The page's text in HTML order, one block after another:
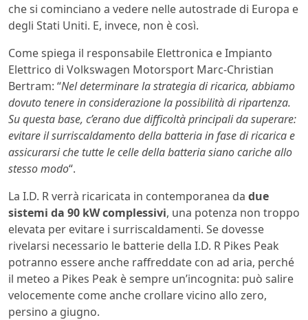
che si cominciano a vedere nelle autostrade di Europa e
degli Stati Uniti. E, invece, non è così.
Come spiega il responsabile Elettronica e Impianto
Elettrico di Volkswagen Motorsport Marc-Christian
Bertram: “Nel determinare la strategia di ricarica, abbiamo
dovuto tenere in considerazione la possibilità di ripartenza.
Su questa base, c’erano due difficoltà principali da superare:
evitare il surriscaldamento della batteria in fase di ricarica e
assicurarsi che tutte le celle della batteria siano cariche allo
stesso modo“.
La I.D. R verrà ricaricata in contemporanea da due
sistemi da 90 kW complessivi, una potenza non troppo
elevata per evitare i surriscaldamenti. Se dovesse
rivelarsi necessario le batterie della I.D. R Pikes Peak
potranno essere anche raffreddate con ad aria, perché
il meteo a Pikes Peak è sempre un’incognita: può salire
velocemente come anche crollare vicino allo zero,
persino a giugno.